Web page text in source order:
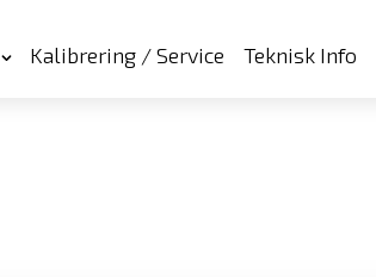
Kalibrering / Service Teknisk Info